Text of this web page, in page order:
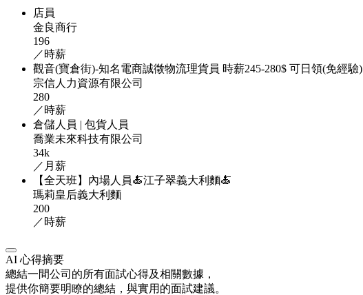
店員
金良商行
196
／時薪
觀音(寶倉街)-知名電商誠徵物流理貨員 時薪245-280$ 可日領(免經驗)
宗信人力資源有限公司
280
／時薪
倉儲人員 | 包貨人員
喬業未來科技有限公司
34k
／月薪
【全天班】內場人員🍝江子翠義大利麵🍝
瑪莉皇后義大利麵
200
／時薪
AI 心得摘要
總結一間公司的所有面試心得及相關數據，
提供你簡要明瞭的總結，與實用的面試建議。